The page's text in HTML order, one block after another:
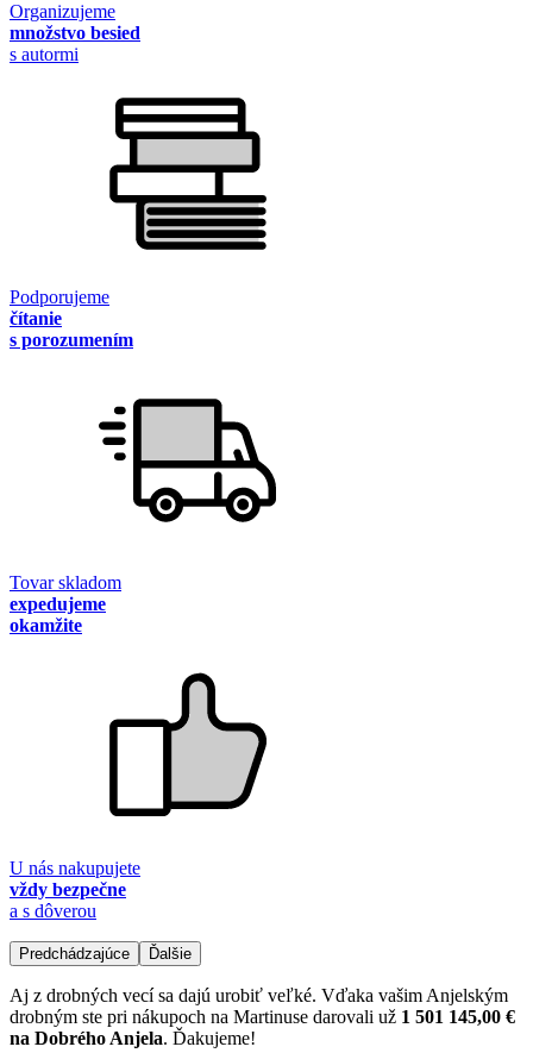
Organizujeme
množstvo besied
s autormi
Podporujeme
čítanie
s porozumením
Tovar skladom
expedujeme
okamžite
U nás nakupujete
vždy bezpečne
a s dôverou
Predchádzajúce Ďalšie
Aj z drobných vecí sa dajú urobiť veľké. Vďaka vašim Anjelským
drobným ste pri nákupoch na Martinuse darovali už 1 501 145,00 €
na Dobrého Anjela. Ďakujeme!